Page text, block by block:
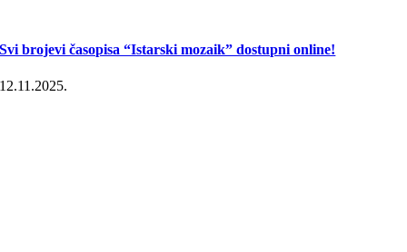
Svi brojevi časopisa “Istarski mozaik” dostupni online!
12.11.2025.